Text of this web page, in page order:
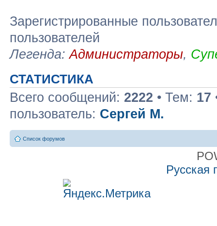
Зарегистрированные
пользователей
Легенда:Администраторы,
СТАТИСТИКА
Всего сообщений: 2222 • Тем: 17
пользователь: Сергей М.
Список форумов
Русская